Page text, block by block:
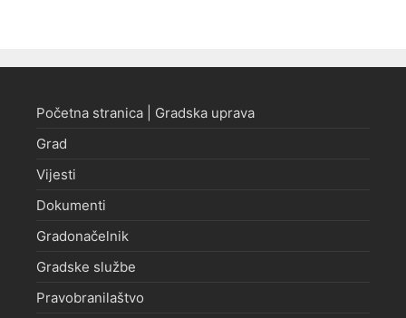
Početna stranica | Gradska uprava
Grad
Vijesti
Dokumenti
Gradonačelnik
Gradske službe
Pravobranilaštvo